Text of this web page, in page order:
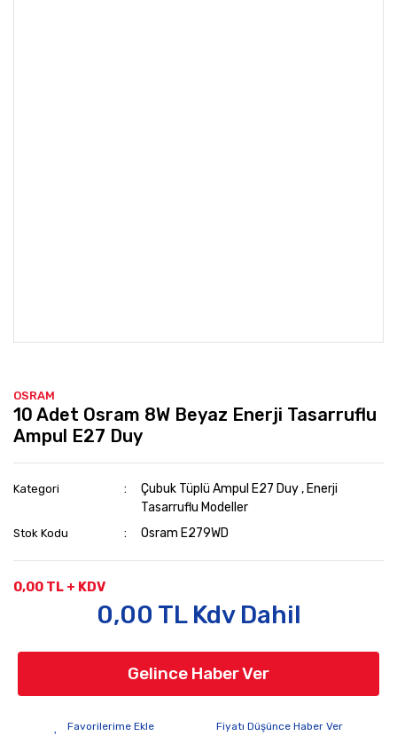
OSRAM
10 Adet Osram 8W Beyaz Enerji Tasarruflu
Ampul E27 Duy
Kategori Çubuk Tüplü Ampul E27 Duy, Enerji
Tasarruflu Modeller
Stok Kodu Osram E279WD
0,00 TL + KDV
0,00 TL Kdv Dahil
Gelince Haber Ver
Fiyatı Düşünce Haber Ver